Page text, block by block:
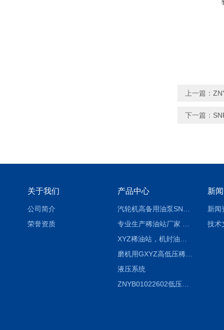
上一篇：
下一篇：
关于我们
公司简介
荣誉资质
产品中心
磨机用GXYZ高低压稀油站，静压油润滑系统
液压系统
ZNYB01022602低压螺杆泵
新
新闻
技术